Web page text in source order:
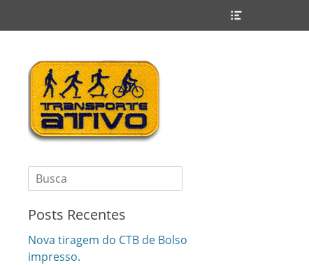
Search
for:
Posts Recentes
Nova tiragem do CTB de Bolso
impresso.